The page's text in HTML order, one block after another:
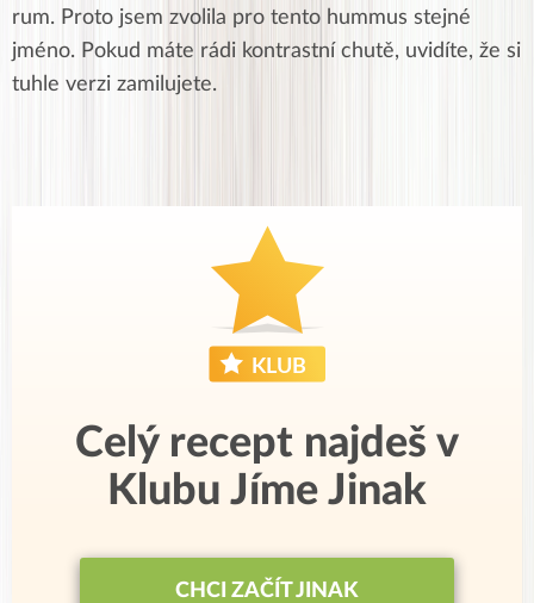
rum. Proto jsem zvolila pro tento hummus stejné
jméno. Pokud máte rádi kontrastní chutě, uvidíte, že si
tuhle verzi zamilujete.
Celý recept najdeš v
Klubu Jíme Jinak
CHCI ZAČÍT JINAK